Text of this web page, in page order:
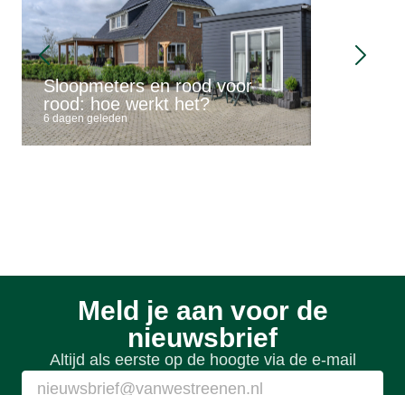
Sloopmeters en rood voor
rood: hoe werkt het?
6 dagen geleden
Meld je aan voor de
nieuwsbrief
Altijd als eerste op de hoogte via de e-mail